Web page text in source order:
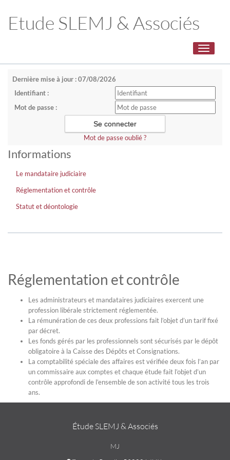
Etude SLEMJ & Associés
Toggle
Dernière mise à jour : 07/08/2026
Identifiant :
Mot de passe :
Mot de passe oublié ?
Informations
Le mandataire judiciaire
Réglementation et contrôle
Statut et déontologie
Réglementation et contrôle
Les administrateurs et mandataires judiciaires exercent une
profession libérale strictement réglementée.
La rémunération de ces deux professions fait l’objet d’un tarif fixé
par décret.
Les fonds gérés par les professionnels sont sécurisés par le dépôt
obligatoire à la Caisse des Dépôts et Consignations.
La comptabilité spéciale des affaires est vérifiée deux fois l’an par
un commissaire aux comptes et chaque étude fait l’objet d’un
contrôle approfondi de l’ensemble de son activité tous les trois
ans.
Étude SLEMJ & Associés
MJ